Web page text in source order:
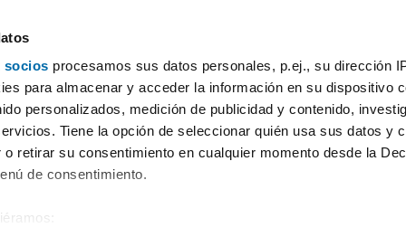
socios procesamos sus datos personales, p.ej., su dirección
para almacenar y acceder la información en su dispositivo
personalizados, medición de publicidad y contenido,
Tiene la opción de seleccionar quién usa sus datos y
retirar su consentimiento en cualquier momento desde la
de consentimiento.
Habitaciones Más filtros - 1
Marbella